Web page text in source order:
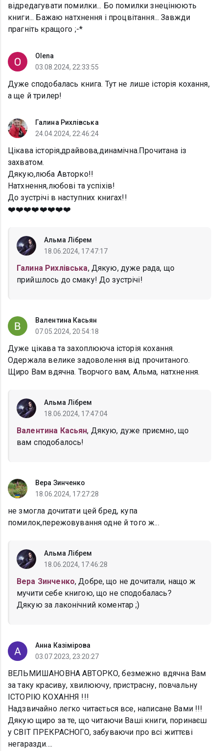
відредагувати помилки... Бо помилки знецінюють
книги... Бажаю натхнення і процвітання... Завжди
прагніть кращого ;-*
Olena
03.08.2024, 22:33:55
Дуже сподобалась книга. Тут не лише історія кохання,
а ще й трилер!
Галина Рихлівська
24.04.2024, 22:46:24
Цікава історія,драйвова,динамічна.Прочитана із
захватом.
Дякую,люба Авторко!!
Натхнення,любові та успіхів!
До зустрічі в наступних книгах!!
❤️❤️❤️❤️❤️❤️❤️❤️
Альма Лібрем
18.06.2024, 17:47:17
Галина Рихлівська, Дякую, дуже рада, що
прийшлось до смаку! До зустрічі!
Валентина Касьян
07.05.2024, 20:54:18
Дуже цікава та захоплююча історія кохання.
Одержала велике задоволення від прочитаного.
Щиро Вам вдячна. Творчого вам, Альма, натхнення.
Альма Лібрем
18.06.2024, 17:47:04
Валентина Касьян, Дякую, дуже приємно, що
вам сподобалось!
Вера Зинченко
18.06.2024, 17:27:28
не змогла дочитати цей бред, купа
помилок,пережовування одне й того ж...
Альма Лібрем
18.06.2024, 17:46:28
Вера Зинченко, Добре, що не дочитали, нащо ж
мучити себе книгою, що не сподобалась?
Дякую за лаконічний коментар ;)
Анна Казімірова
03.07.2023, 23:20:27
ВЕЛЬМИШАНОВНА АВТОРКО, безмежно вдячна Вам
за таку красиву, хвилюючу, пристрасну, повчальну
ІСТОРІЮ КОХАННЯ !!!
Надзвичайно легко читається все, написане Вами !!!
Дякую щиро за те, що читаючи Ваші книги, поринаєш
у СВІТ ПРЕКРАСНОГО, забуваючи про всі життєві
негаразди....